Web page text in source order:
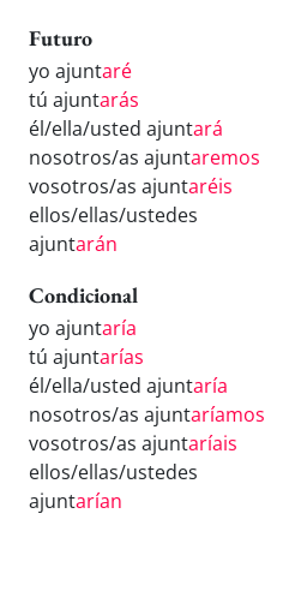
Futuro
yo ajuntaré
tú ajuntarás
él/ella/usted ajuntará
nosotros/as ajuntaremos
vosotros/as ajuntaréis
ellos/ellas/ustedes
ajuntarán
Condicional
yo ajuntaría
tú ajuntarías
él/ella/usted ajuntaría
nosotros/as ajuntaríamos
vosotros/as ajuntaríais
ellos/ellas/ustedes
ajuntarían